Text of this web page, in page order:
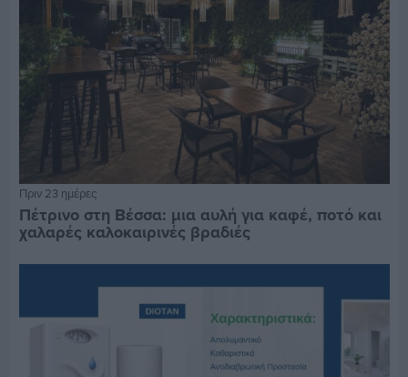
Πριν 23 ημέρες
Πέτρινο στη Βέσσα: μια αυλή για καφέ, ποτό και
χαλαρές καλοκαιρινές βραδιές